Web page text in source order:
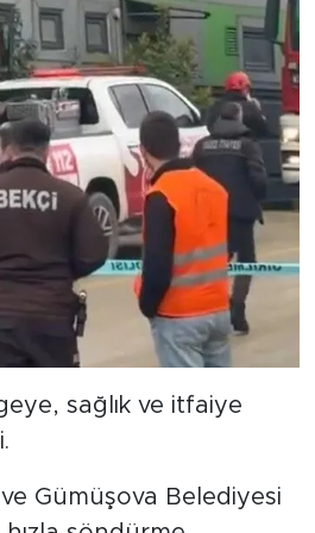
sağlık ve itfaiye
Gümüşova Belediyesi